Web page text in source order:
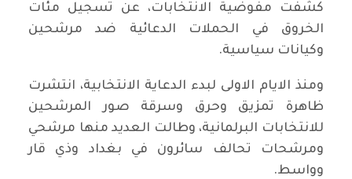
كشفت مفوضية الانتخابات، عن تسجيل مئات
الخروق في الحملات الدعائية ضد مرشحين
وكيانات سياسية.
ومنذ الايام الاولى لبدء الدعاية الانتخابية، انتشرت
ظاهرة تمزيق وحرق وسرقة صور المرشحين
للانتخابات البرلمانية، وطالت العديد منها مرشحي
ومرشحات تحالف سائرون في بغداد وذي قار
وواسط.